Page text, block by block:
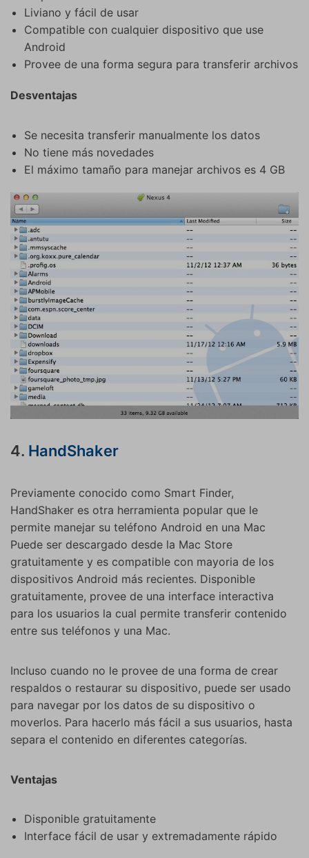
Liviano y fácil de usar
Compatible con cualquier dispositivo que use
Android
Provee de una forma segura para transferir archivos
Desventajas
Se necesita transferir manualmente los datos
No tiene más novedades
El máximo tamaño para manejar archivos es 4 GB
4. HandShaker
Previamente conocido como Smart Finder,
HandShaker es otra herramienta popular que le
permite manejar su teléfono Android en una Mac
Puede ser descargado desde la Mac Store
gratuitamente y es compatible con mayoria de los
dispositivos Android más recientes. Disponible
gratuitamente, provee de una interface interactiva
para los usuarios la cual permite transferir contenido
entre sus teléfonos y una Mac.
Incluso cuando no le provee de una forma de crear
respaldos o restaurar su dispositivo, puede ser usado
para navegar por los datos de su dispositivo o
moverlos. Para hacerlo más fácil a sus usuarios, hasta
separa el contenido en diferentes categorías.
Ventajas
Disponible gratuitamente
Interface fácil de usar y extremadamente rápido